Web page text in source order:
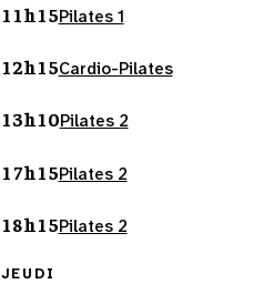
11h15Pilates 1
12h15Cardio-Pilates
13h10Pilates 2
17h15Pilates 2
18h15Pilates 2
JEUDI